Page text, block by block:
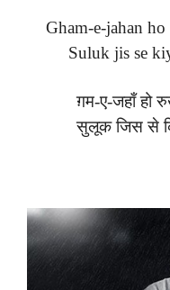
Gham-e-jahan
Suluk jis se
ग़म-ए-जहाँ हो
सुलूक जिस से